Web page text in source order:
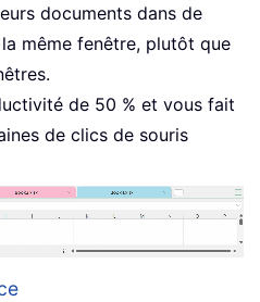
documents dans de
même fenêtre, plutôt que
de 50 % et vous fait
de clics de souris